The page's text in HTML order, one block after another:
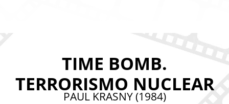
TIME BOMB.
TERRORISMO NUCLEAR
PAUL KRASNY (1984)